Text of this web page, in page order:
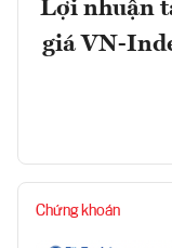
Lợi nhuận
giá VN-
Chứng khoán